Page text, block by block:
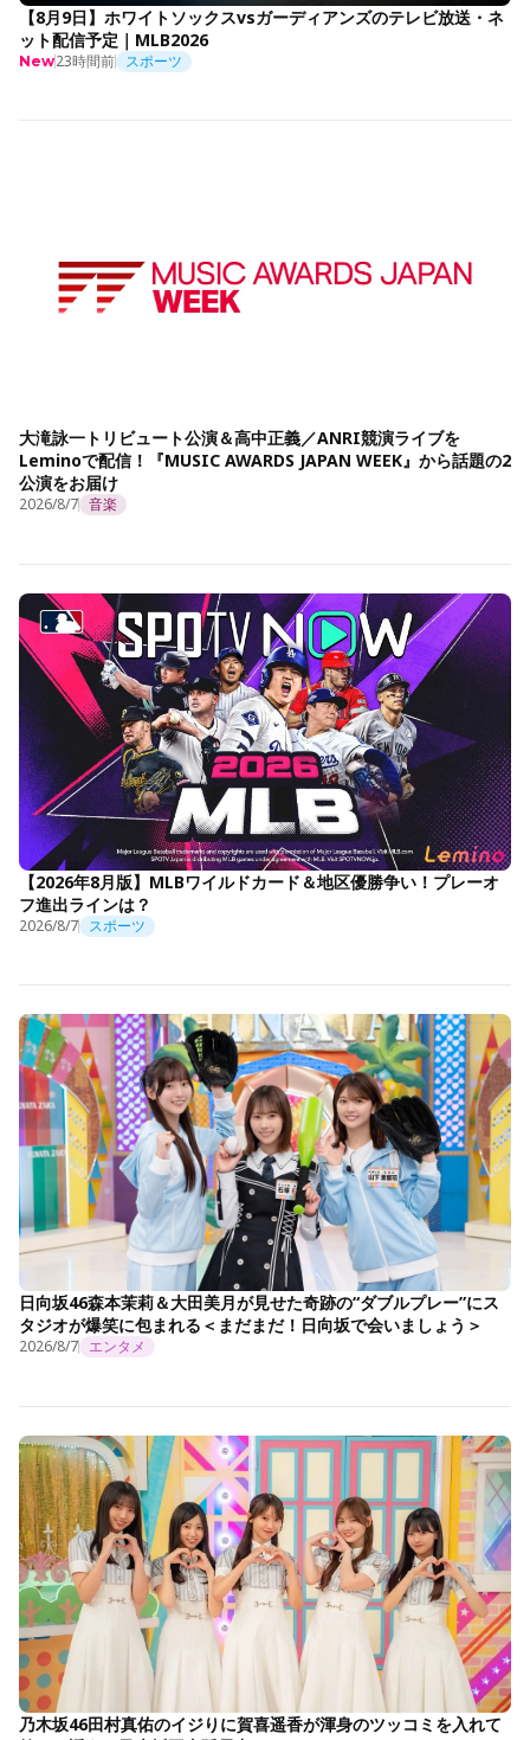
【8月9日】ホワイトソックスvsガーディアンズのテレビ放送・ネ
ット配信予定｜MLB2026
New23時間前 スポーツ
大滝詠一トリビュート公演＆高中正義／ANRI競演ライブを
Leminoで配信！『MUSIC AWARDS JAPAN WEEK』から話題の2
公演をお届け
2026/8/7 音楽
【2026年8月版】MLBワイルドカード＆地区優勝争い！プレーオ
フ進出ラインは？
2026/8/7 スポーツ
日向坂46森本茉莉＆大田美月が見せた奇跡の“ダブルプレー”にス
タジオが爆笑に包まれる＜まだまだ！日向坂で会いましょう＞
2026/8/7 エンタメ
乃木坂46田村真佑のイジりに賀喜遥香が渾身のツッコミを入れて